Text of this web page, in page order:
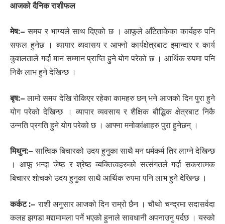
आजको दैनिक राशीफल
मेष:– समय र भाग्यले साथ दिएको छ । आफूले आँटेताकेका कार्यहरु पनि
सफल हुनेछ । ब्यापार व्यवासय र आफ्नो कार्यक्षेत्रबाट इमान्दार र कार्य
कुशलताले गर्दा मान सम्मान प्राप्ति हुने योग परेको छ । आर्थिक रुपमा पनि
निकै लाभ हुने देखिन्छ ।
बृष:– लामो समय देखि रोकिएर रहेका कामहरु छन् भने आजको दिन पुरा हुने
योग परेको देखिन्छ । व्यापार व्यवसाय र शैक्षिक बौद्धिक क्षेत्रबाट निकै
उन्नति प्रगति हुने योग परेको छ । आफ्ना मनोकांक्षाहरु पुरा हुनेछन् ।
मिथुन:– सात्विक बिचारको उदय हुनुका साथै मन धर्मकर्म तिर लाग्ने देखिन्छ
। आफू भन्दा जेष्ठ र श्रेष्ठ व्यक्तित्वहरुको सत्संगतले गर्दा सकरात्मक
बिचारर शोचको उदय हुनुका साथै आर्थिक रुपमा पनि लाभ हुने देखिन्छ ।
कर्कट :– राशी अनुसार आजको दिन राम्रो छैन । चौथो चन्द्रमा सदासर्वदा
कलह झगडा मद्दामामला पर्ने भएको हुनाले सावधानी अपनाउनु पर्दछ । यस्को